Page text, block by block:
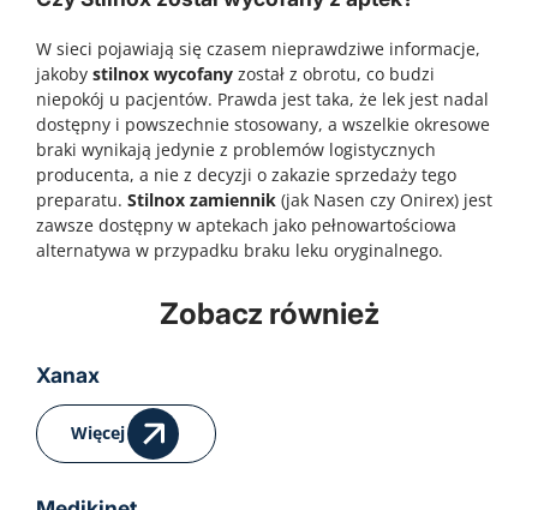
W sieci pojawiają się czasem nieprawdziwe informacje,
jakoby stilnox wycofany został z obrotu, co budzi
niepokój u pacjentów. Prawda jest taka, że lek jest nadal
dostępny i powszechnie stosowany, a wszelkie okresowe
braki wynikają jedynie z problemów logistycznych
producenta, a nie z decyzji o zakazie sprzedaży tego
preparatu. Stilnox zamiennik (jak Nasen czy Onirex) jest
zawsze dostępny w aptekach jako pełnowartościowa
alternatywa w przypadku braku leku oryginalnego.
Zobacz również
Xanax
Więcej
bakteryjne dróg oddechowych, skóry, tkanek
miękkich oraz innych narządów są częstym
problemem zdrowotnym zarówno w populacji
dorosłych, jak i dzieci. Choroby takie jak zapalenie
płuc, zapalenie oskrzeli, zakażenia gardła i
powikłań, jeśli nie zostaną skutecznie leczone.
oparta na estetrolu Antykoncepcja hormonalna
jako odpowiedź na potrzeby współczesnych kobiet
Antykoncepcja hormonalna od dekad stanowi
jedno z najczęściej wybieranych rozwiązań w
zakresie kontroli płodności. Współczesne kobiety
bezpieczeństwa, lepszej tolerancji i mniejszego